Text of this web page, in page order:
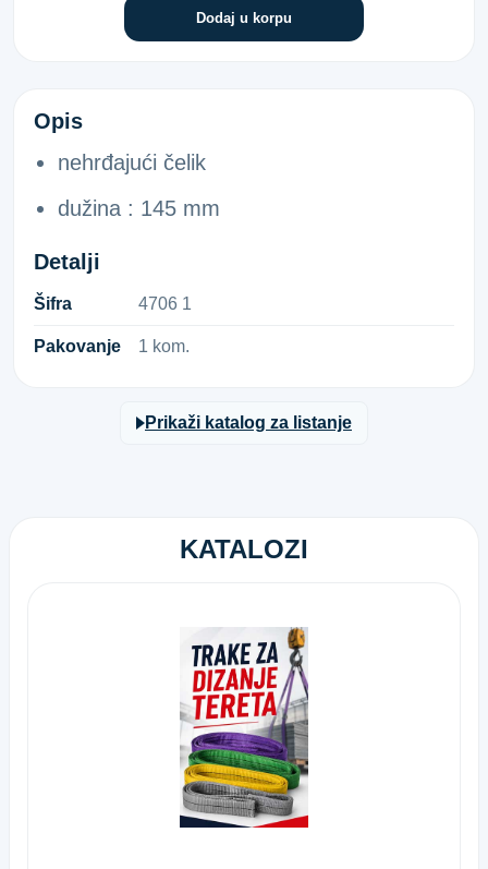
Dodaj u korpu
OLOVKA SA METALNOM ŠPICOM
Opis
nehrđajući čelik
dužina : 145 mm
Detalji
Šifra 4​7​0​6​ ​1​
Pakovanje 1 kom.
Prikaži katalog za listanje
KATALOZI